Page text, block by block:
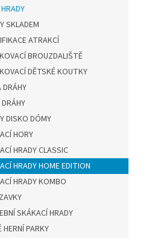
SKLADEM
ATRAKCÍ
BROUZDALIŠTĚ
DĚTSKÉ KOUTKY
DRÁHY
DISKO DÓMY
HORY
HRADY CLASSIC
HRADY HOME EDITION
HRADY KOMBO
SKÁKACÍ HRADY
HERNÍ PARKY